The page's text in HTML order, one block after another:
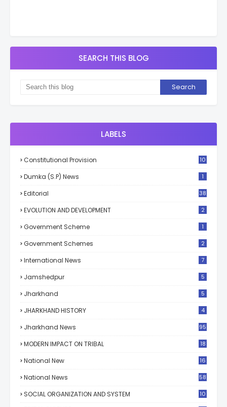
SEARCH THIS BLOG
LABELS
Constitutional Provision 10
Dumka (S.P) News 1
Editorial 38
EVOLUTION AND DEVELOPMENT 2
Government Scheme 1
Government Schemes 2
International News 7
Jamshedpur 5
Jharkhand 5
JHARKHAND HISTORY 4
Jharkhand News 95
MODERN IMPACT ON TRIBAL 18
National New 16
National News 58
SOCIAL ORGANIZATION AND SYSTEM 10